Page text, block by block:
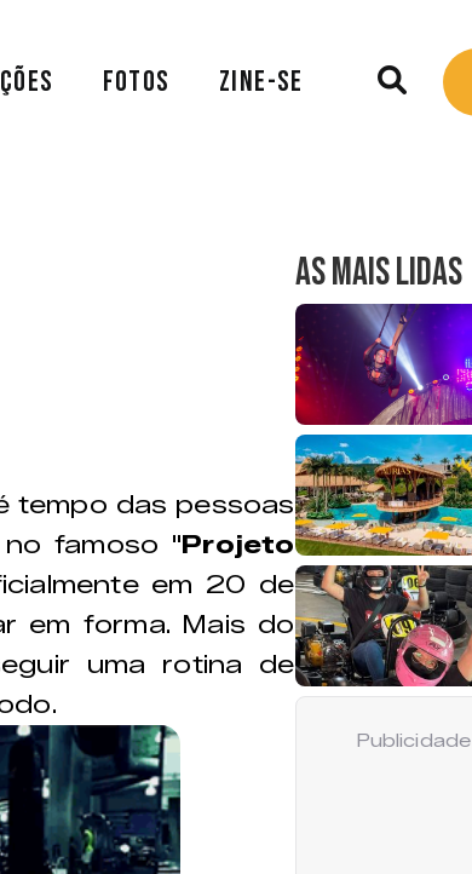
FOTOS ZINE-SE
tempo das pessoas
famoso "Projeto
em 20 de
em forma. Mais do
uma rotina de
AS MAIS LIDAS
Publicidade